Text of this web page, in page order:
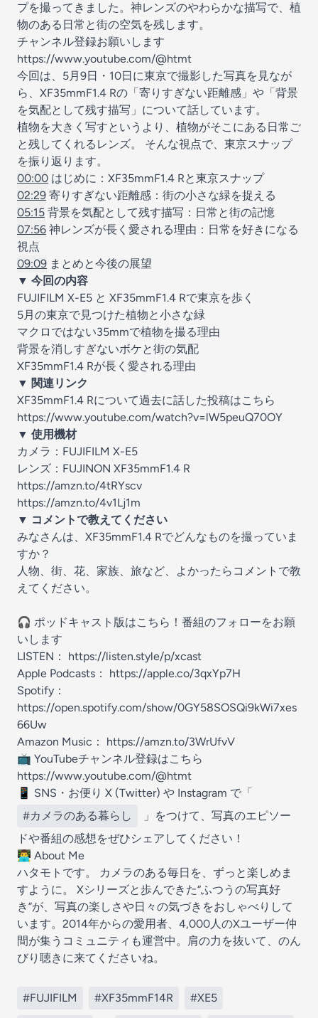
プを撮ってきました。神レンズのやわらかな描写で、植
物のある日常と街の空気を残します。
チャンネル登録お願いします
https://www.youtube.com/@htmt
今回は、5月9日・10日に東京で撮影した写真を見なが
ら、XF35mmF1.4 Rの「寄りすぎない距離感」や「背景
を気配として残す描写」について話しています。
植物を大きく写すというより、植物がそこにある日常ご
と残してくれるレンズ。 そんな視点で、東京スナップ
を振り返ります。
00:00 はじめに：XF35mmF1.4 Rと東京スナップ
02:29 寄りすぎない距離感：街の小さな緑を捉える
05:15 背景を気配として残す描写：日常と街の記憶
07:56 神レンズが長く愛される理由：日常を好きになる
視点
09:09 まとめと今後の展望
▼ 今回の内容
FUJIFILM X-E5 と XF35mmF1.4 Rで東京を歩く
5月の東京で見つけた植物と小さな緑
マクロではない35mmで植物を撮る理由
背景を消しすぎないボケと街の気配
XF35mmF1.4 Rが長く愛される理由
▼ 関連リンク
XF35mmF1.4 Rについて過去に話した投稿はこちら
https://www.youtube.com/watch?v=lW5peuQ70OY
▼ 使用機材
カメラ： FUJIFILM X-E5
レンズ： FUJINON XF35mmF1.4 R
https://amzn.to/4tRYscv
https://amzn.to/4v1Lj1m
▼ コメントで教えてください
みなさんは、XF35mmF1.4 Rでどんなものを撮っていま
すか？
人物、街、花、家族、旅など、よかったらコメントで教
えてください。
🎧 ポッドキャスト版はこちら！番組のフォローをお願
いします
LISTEN： https://listen.style/p/xcast
Apple Podcasts： https://apple.co/3qxYp7H
Spotify：
https://open.spotify.com/show/0GY58SOSQi9kWi7xes
66Uw
Amazon Music： https://amzn.to/3WrUfvV
📺 YouTubeチャンネル登録はこちら
https://www.youtube.com/@htmt
📱 SNS・お便り X (Twitter) や Instagram で「
#カメラのある暮らし
」をつけて、写真のエピソー
ドや番組の感想をぜひシェアしてください！
👨‍💻 About Me
ハタモトです。 カメラのある毎日を、ずっと楽しめま
すように。 Xシリーズと歩んできた“ふつうの写真好
き”が、写真の楽しさや日々の気づきをおしゃべりして
います。2014年からの愛用者、4,000人のXユーザー仲
間が集うコミュニティも運営中。肩の力を抜いて、のん
びり聴きに来てくださいね。
#FUJIFILM #XF35mmF14R #XE5